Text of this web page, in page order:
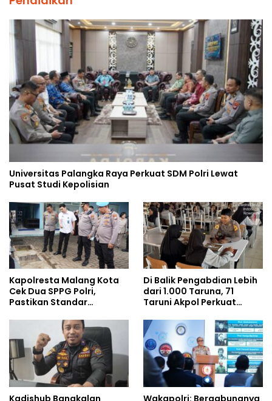
Universitas Palangka Raya Perkuat SDM Polri Lewat
Pusat Studi Kepolisian
Kapolresta Malang Kota
Cek Dua SPPG Polri,
Pastikan Standar
Pengelolaan Limbah
Berjalan Optimal
Di Balik Pengabdian Lebih
dari 1.000 Taruna, 71
Taruni Akpol Perkuat
Siswa Sekolah Rakyat
Kadishub Bangkalan
Wakapolri: Bergabungnya